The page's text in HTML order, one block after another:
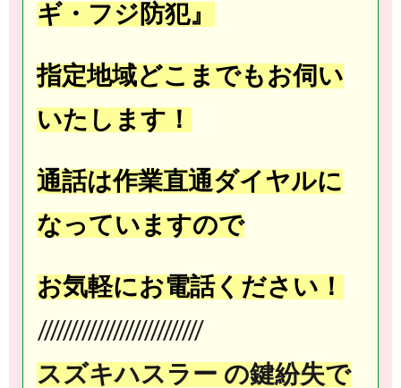
ギ・フジ防犯』
指定地域どこまでもお伺い
いたします！
通話は作業直通ダイヤルに
なっていますので
お気軽にお電話ください！
//////////////////////////
スズキハスラー の鍵紛失で